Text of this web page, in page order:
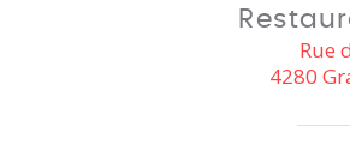
Rue
4280